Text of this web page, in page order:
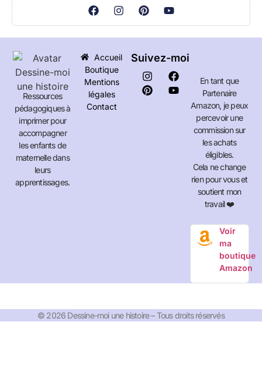
Ressources
pédagogiques à
imprimer pour
accompagner
les enfants de
maternelle dans
leurs
apprentissages.
Accueil
Boutique
Mentions
légales
Contact
Suivez-moi
En tant que
Partenaire
Amazon, je peux
percevoir une
commission sur
les achats
éligibles.
Cela ne change
rien pour vous et
soutient mon
travail ❤️
Voir
ma
boutique
Amazon
© 2026 Dessine-moi une histoire – Tous droits réservés